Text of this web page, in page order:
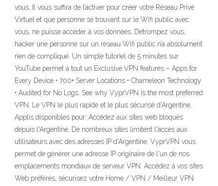
vous. Il vous suffira de l’activer pour créer votre Réseau Privé
Virtuel et que personne se trouvant sur le Wifi public avec
vous, ne puisse accéder à vos données. Détrompez vous,
hacker une personne sur un réseau Wifi public n’a absolument
rien de compliqué. Un simple tutoriel de 5 minutes sur
YouTube permet à tout un Exclusive VPN features – Apps for
Every Device • 700+ Server Locations • Chameleon Technology
• Audited for No Logs. See why VyprVPN is the most preferred
VPN. Le VPN le plus rapide et le plus sécurisé d'Argentine.
Applis disponibles pour: Accédez aux sites web bloqués
depuis l'Argentine. De nombreux sites limitent l'accès aux
utilisateurs avec des adresses IP d'Argentine. VyprVPN vous
permet de générer une adresse IP originaire de l'un de nos
emplacements mondiaux de serveur VPN. Accédez à vos sites
Web préférés, sécurisez votre Home / VPN / Meilleur VPN